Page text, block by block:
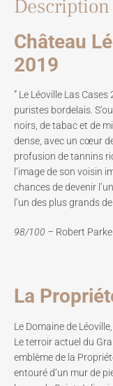
Description
Château
2019
” Le Léoville Las
puristes bordelais.
noirs, de tabac et de
dense, avec un cœur
profusion de tannins
l’image de son voisin
chances de devenir
l’un des plus grands
98/100 – Robert
La
Le Domaine de
Le terroir actuel du
emblème de la
entouré d’un mur de